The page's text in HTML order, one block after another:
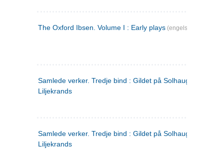
The Oxford Ibsen. Volume I : Early plays (engelsk)
Samlede verker. Tredje bind : Gildet på Solhaug ; Olaf
Liljekrands
Samlede verker. Tredje bind : Gildet på Solhaug ; Olaf
Liljekrands